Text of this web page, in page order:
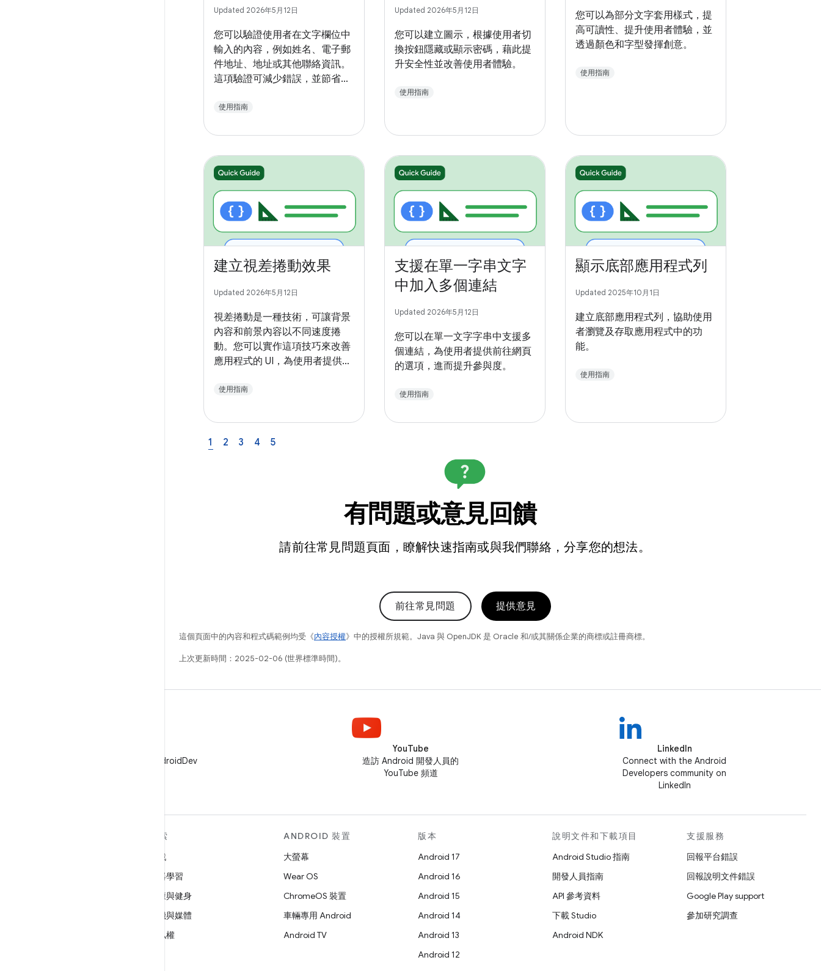
Updated 2026年5月12日
您可以驗證使用者在文字欄位中
輸入的內容，例如姓名、電子郵
件地址、地址或其他聯絡資訊。
這項驗證可減少錯誤，並節省使
使用指南
Updated 2026年5月12日
您可以建立圖示，根據使用者切
換按鈕隱藏或顯示密碼，藉此提
升安全性並改善使用者體驗。
使用指南
您可以為部分文字套用樣式，提
高可讀性、提升使用者體驗，並
透過顏色和字型發揮創意。
使用指南
建立視差捲動效果
Updated 2026年5月12日
視差捲動是一種技術，可讓背景
內容和前景內容以不同速度捲
動。您可以實作這項技巧來改善
應用程式的 UI，為使用者提供更
使用指南
支援在單一字串文字
中加入多個連結
Updated 2026年5月12日
您可以在單一文字字串中支援多
個連結，為使用者提供前往網頁
的選項，進而提升參與度。
使用指南
顯示底部應用程式列
Updated 2025年10月1日
建立底部應用程式列，協助使用
者瀏覽及存取應用程式中的功
能。
使用指南
1 2 3 4 5
有問題或意見回饋
請前往常見問題頁面，瞭解快速指南或與我們聯絡，分享您的想法。
前往常見問題 提供意見
這個頁面中的內容和程式碼範例均受《內容授權》中的授權所規範。Java 與 OpenJDK 是 Oracle 和/或其關係企業的商標或註冊商標。
上次更新時間：2025-02-06 (世界標準時間)。
在 X 中追蹤 @AndroidDev
YouTube
造訪 Android 開發人員的
YouTube 頻道
LinkedIn
Connect with the Android
Developers community on
LinkedIn
探索
遊戲
機器學習
健康與健身
相機與媒體
隱私權
ANDROID 裝置
大螢幕
Wear OS
ChromeOS 裝置
車輛專用 Android
Android TV
版本
Android 17
Android 16
Android 15
Android 14
Android 13
Android 12
說明文件和下載項目
Android Studio 指南
開發人員指南
API 參考資料
下載 Studio
Android NDK
支援服務
回報平台錯誤
回報說明文件錯誤
Google Play support
參加研究調查